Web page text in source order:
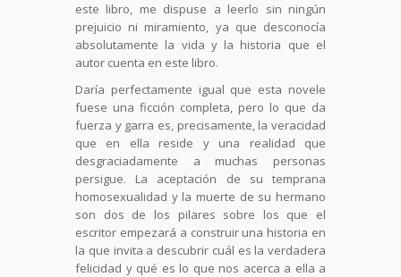
este libro, me dispuse a leerlo sin ningún
prejuicio ni miramiento, ya que desconocía
absolutamente la vida y la historia que el
autor cuenta en este libro.
Daría perfectamente igual que esta novele
fuese una ficción completa, pero lo que da
fuerza y garra es, precisamente, la veracidad
que en ella reside y una realidad que
desgraciadamente a muchas personas
persigue. La aceptación de su temprana
homosexualidad y la muerte de su hermano
son dos de los pilares sobre los que el
escritor empezará a construir una historia en
la que invita a descubrir cuál es la verdadera
felicidad y qué es lo que nos acerca a ella a